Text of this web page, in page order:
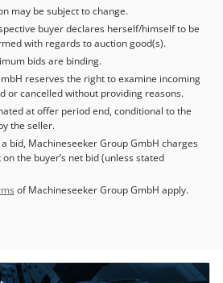
may be subject to change.
buyer declares herself/himself to be
with regards to auction good(s).
bids are binding.
reserves the right to examine incoming
or cancelled without providing reasons.
at offer period end, conditional to the
the seller.
bid, Machineseeker Group GmbH charges
the buyer’s net bid (unless stated
of Machineseeker Group GmbH apply.